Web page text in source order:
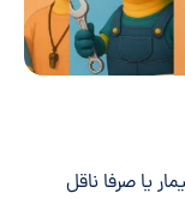
یا صرفا ناقل